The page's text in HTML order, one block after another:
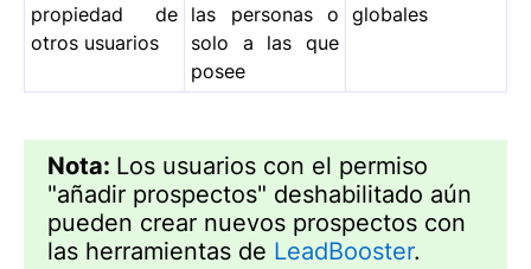
propiedad de
otros usuarios
las personas o
solo a las que
posee
globales
Nota: Los usuarios con el permiso
"añadir prospectos" deshabilitado aún
pueden crear nuevos prospectos con
las herramientas de LeadBooster.